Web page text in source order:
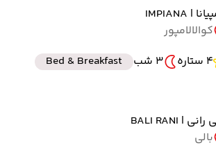
| IMPIANA
کوالالامپور
4 ستاره
3 شب Bed & Breakfast
رانی | BALI RANI
بالی